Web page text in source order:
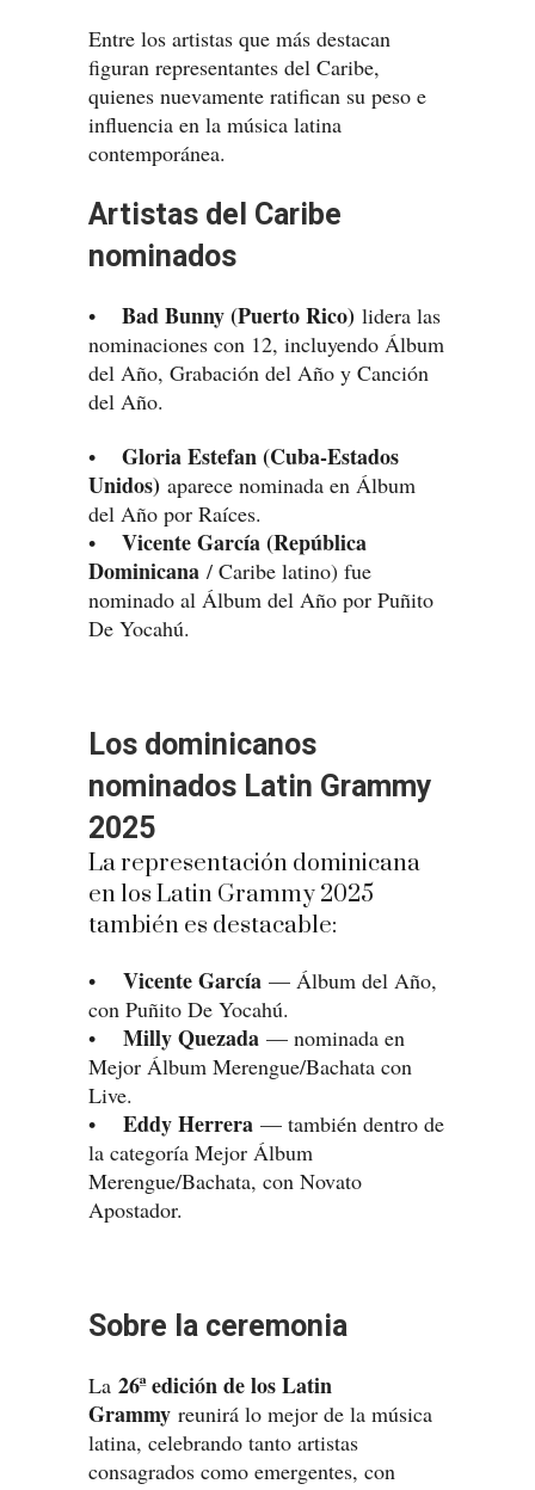
Entre los artistas que más destacan
figuran representantes del Caribe,
quienes nuevamente ratifican su peso e
influencia en la música latina
contemporánea.
Artistas del Caribe
nominados
• Bad Bunny (Puerto Rico) lidera las
nominaciones con 12, incluyendo Álbum
del Año, Grabación del Año y Canción
del Año.
• Gloria Estefan (Cuba-Estados
Unidos) aparece nominada en Álbum
del Año por Raíces.
• Vicente García (República
Dominicana / Caribe latino) fue
nominado al Álbum del Año por Puñito
De Yocahú.
Los dominicanos
nominados Latin Grammy
2025
La representación dominicana
en los Latin Grammy 2025
también es destacable:
• Vicente García — Álbum del Año,
con Puñito De Yocahú.
•
Milly Quezada — nominada en
Mejor Álbum Merengue/Bachata con
Live.
•
Eddy Herrera — también dentro de
la categoría Mejor Álbum
Merengue/Bachata, con Novato
Apostador.
Sobre la ceremonia
La 26ª edición de los Latin
Grammy reunirá lo mejor de la música
latina, celebrando tanto artistas
consagrados como emergentes, con